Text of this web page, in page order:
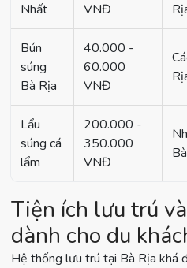
Nhất
VNĐ
Bún
súng
Bà Rịa
40.000 -
60.000
VNĐ
Lẩu
súng cá
lẩm
200.000 -
350.000
VNĐ
Tiện ích lưu trú
dành cho du
Hệ thống lưu trú tại Bà Rịa khá